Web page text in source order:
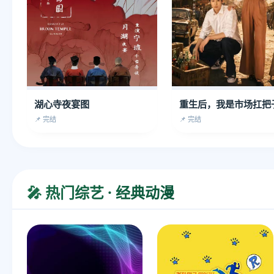
湖心寺夜宴图
📌 完结
重生后，我是市场扛把
📌 完结
🎤 热门综艺 · 经典动漫